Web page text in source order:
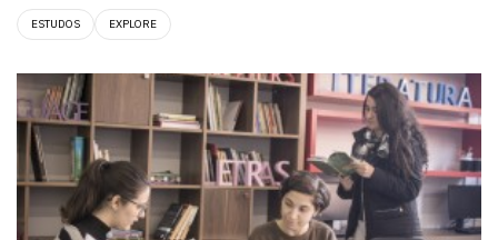
ESTUDOS EXPLORE